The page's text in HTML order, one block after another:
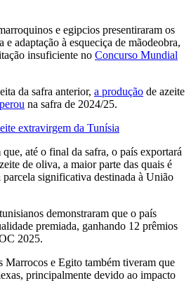
e egi­p­cios pre­sen­ti­ra­ram os
e ad­ap­ta­ção à es­que­ci­ça de mão­de­obra,
insu­fi­cie­nte no Concurso Mundial
da safra anterior, a produção de azeite
na safra de 2024/25.
extravirgem da Tunísia
até o final da safra, o país exportará
de oliva, a maior parte das quais é
significativa destinada à União
de­mon­stra­ram que o pa­ís
premi­ada, gan­hando 12 prêmios
2025.
Marrocos e Egito também tiveram que
principalmente devido ao impacto